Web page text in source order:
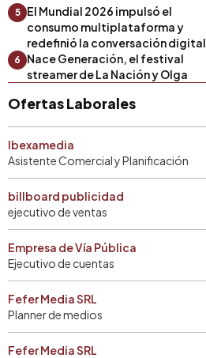
5
El Mundial 2026 impulsó el
consumo multiplataforma y
redefinió la conversación digital
6
Nace Generación, el festival
streamer de La Nación y Olga
Ofertas Laborales
Ibexamedia
Asistente Comercial y Planificación
billboard publicidad
ejecutivo de ventas
Empresa de Vía Pública
Ejecutivo de cuentas
Fefer Media SRL
Planner de medios
Fefer Media SRL